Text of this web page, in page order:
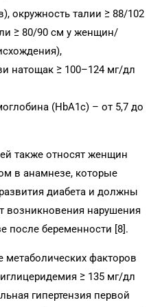
окружность талии ≥ 88/102
≥ 80/90 см у женщин/
натощак ≥ 100–124 мг/дл
(HbA1c) – от 5,7 до
также относят женщин
в анамнезе, которые
диабета и должны
возникновения нарушения
после беременности [8].
метаболических факторов
≥ 135 мг/дл
гипертензия первой